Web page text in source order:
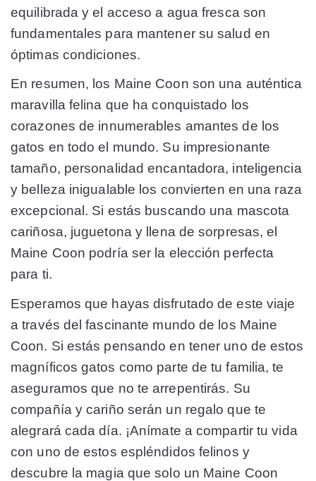
equilibrada y el acceso a agua fresca son
fundamentales para mantener su salud en
óptimas condiciones.
En resumen, los Maine Coon son una auténtica
maravilla felina que ha conquistado los
corazones de innumerables amantes de los
gatos en todo el mundo. Su impresionante
tamaño, personalidad encantadora, inteligencia
y belleza inigualable los convierten en una raza
excepcional. Si estás buscando una mascota
cariñosa, juguetona y llena de sorpresas, el
Maine Coon podría ser la elección perfecta
para ti.
Esperamos que hayas disfrutado de este viaje
a través del fascinante mundo de los Maine
Coon. Si estás pensando en tener uno de estos
magníficos gatos como parte de tu familia, te
aseguramos que no te arrepentirás. Su
compañía y cariño serán un regalo que te
alegrará cada día. ¡Anímate a compartir tu vida
con uno de estos espléndidos felinos y
descubre la magia que solo un Maine Coon